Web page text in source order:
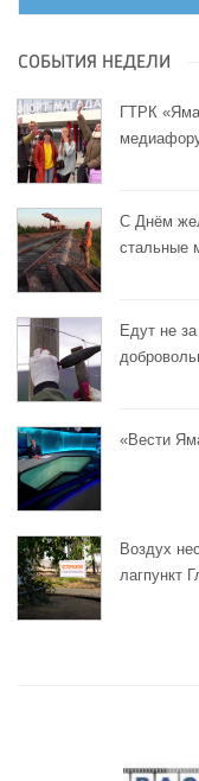
СОБЫТИЯ НЕДЕЛИ
ГТРК
С Днём
стальные
Едут не
«Вести
Воздух
лагпункт